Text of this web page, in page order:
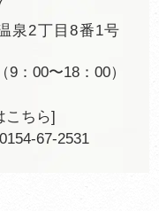
泉2丁目8番1号
（9：00〜18：00）
こちら]
67-2531